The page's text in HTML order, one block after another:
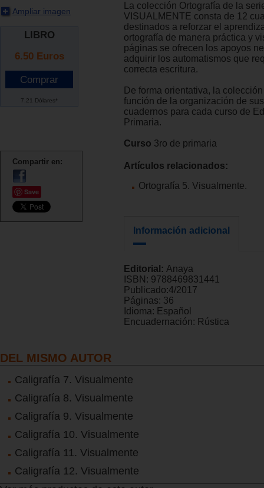
Ampliar imagen
LIBRO
6.50 Euros
7.21 Dólares*
Compartir en:
Save
La colección Ortografía de la
VISUALMENTE consta de 12
destinados a reforzar el
ortografía de manera práctica y
páginas se ofrecen los apoyos
adquirir los automatismos que
correcta escritura.
De forma orientativa, la
función de la organización de
cuadernos para cada curso de
Primaria.
Curso 3ro de primaria
Artículos relacionados:
Ortografía 5. Visualmente.
Información adicional
Editorial: Anaya
ISBN: 9788469831441
Publicado:4/2017
Páginas: 36
Idioma: Español
Encuadernación: Rústica
DEL MISMO AUTOR
Caligrafía 7. Visualmente
Caligrafía 8. Visualmente
Caligrafía 9. Visualmente
Caligrafía 10. Visualmente
Caligrafía 11. Visualmente
Caligrafía 12. Visualmente